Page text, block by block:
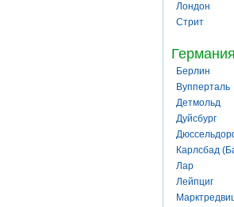
Лондон
Стрит
Германия
Берлин
Вупперталь
Детмольд
Дуйсбург
Карлсбад
Лар
Лейпциг